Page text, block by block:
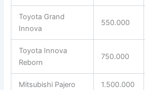
Toyota Grand
Innova
550.000
Toyota Innova
Reborn
750.000
Mitsubishi Pajero 1.500.000